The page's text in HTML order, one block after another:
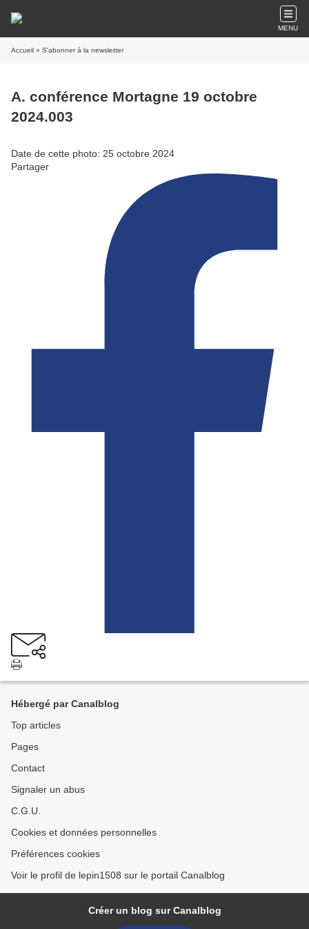
MENU
Accueil » S'abonner à la newsletter
A. conférence Mortagne 19 octobre
2024.003
Date de cette photo: 25 octobre 2024
Partager
Hébergé par Canalblog
Top articles
Pages
Contact
Signaler un abus
C.G.U.
Cookies et données personnelles
Préférences cookies
Voir le profil de lepin1508 sur le portail Canalblog
Créer un blog sur Canalblog